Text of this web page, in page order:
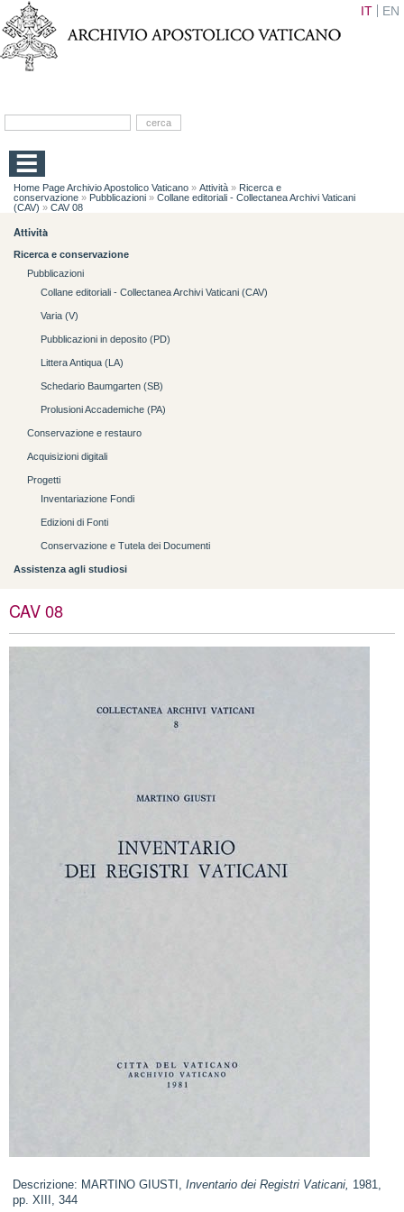
IT EN
Home Page Archivio Apostolico Vaticano » Attività » Ricerca e
conservazione » Pubblicazioni » Collane editoriali - Collectanea Archivi Vaticani
(CAV) » CAV 08
Attività
Ricerca e conservazione
Pubblicazioni
Collane editoriali - Collectanea Archivi Vaticani (CAV)
Varia (V)
Pubblicazioni in deposito (PD)
Littera Antiqua (LA)
Schedario Baumgarten (SB)
Prolusioni Accademiche (PA)
Conservazione e restauro
Acquisizioni digitali
Progetti
Inventariazione Fondi
Edizioni di Fonti
Conservazione e Tutela dei Documenti
Assistenza agli studiosi
CAV 08
Descrizione: MARTINO GIUSTI, Inventario dei Registri Vaticani, 1981,
pp. XIII, 344